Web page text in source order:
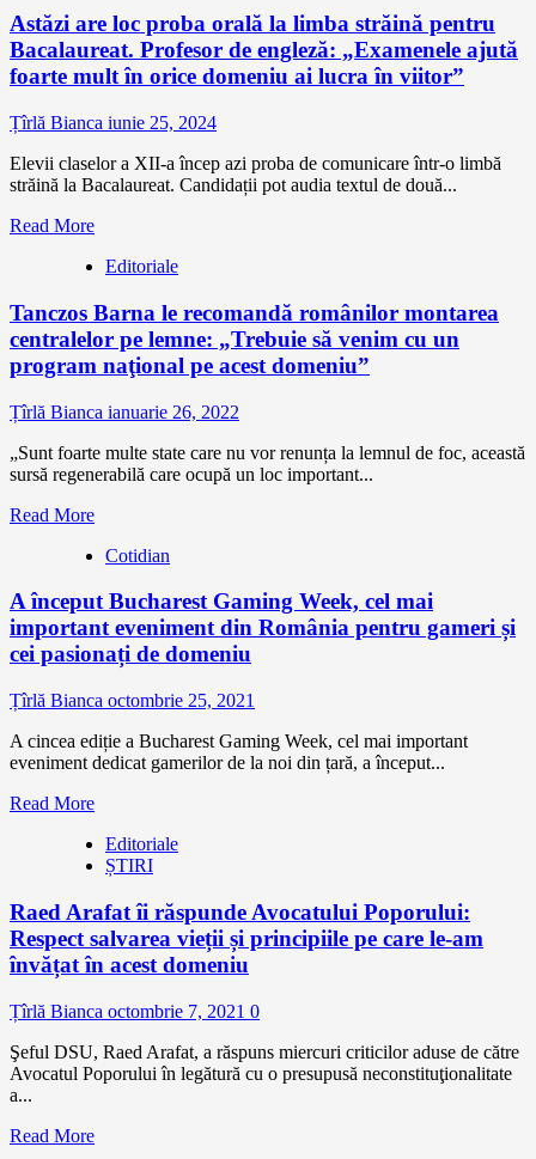
Astăzi are loc proba orală la limba străină pentru
Bacalaureat. Profesor de engleză: „Examenele ajută
foarte mult în orice domeniu ai lucra în viitor”
Țîrlă Bianca iunie 25, 2024
Elevii claselor a XII-a încep azi proba de comunicare într-o limbă
străină la Bacalaureat. Candidații pot audia textul de două...
Read More
Editoriale
Tanczos Barna le recomandă românilor montarea
centralelor pe lemne: „Trebuie să venim cu un
program naţional pe acest domeniu”
Țîrlă Bianca ianuarie 26, 2022
„Sunt foarte multe state care nu vor renunța la lemnul de foc, această
sursă regenerabilă care ocupă un loc important...
Read More
Cotidian
A început Bucharest Gaming Week, cel mai
important eveniment din România pentru gameri și
cei pasionați de domeniu
Țîrlă Bianca octombrie 25, 2021
A cincea ediție a Bucharest Gaming Week, cel mai important
eveniment dedicat gamerilor de la noi din țară, a început...
Read More
Editoriale
ȘTIRI
Raed Arafat îi răspunde Avocatului Poporului:
Respect salvarea vieții și principiile pe care le-am
învățat în acest domeniu
Țîrlă Bianca octombrie 7, 2021 0
Şeful DSU, Raed Arafat, a răspuns miercuri criticilor aduse de către
Avocatul Poporului în legătură cu o presupusă neconstituţionalitate
a...
Read More